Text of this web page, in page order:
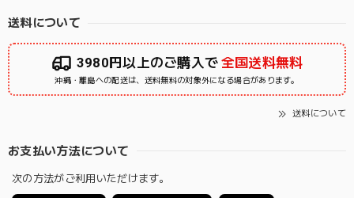
送料について
3980円以上のご購入で 全国送料無料
沖縄・離島への配送は、送料無料の対象外になる場合があります。
送料について
お支払い方法について
次の方法がご利用いただけます。